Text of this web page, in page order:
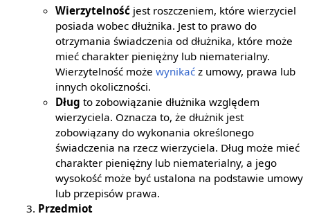
Wierzytelnośćjest roszczeniem, które wierzyciel
posiada wobec dłużnika. Jest to prawo do
otrzymania świadczenia od dłużnika, które może
mieć charakter pieniężny lub niematerialny.
Wierzytelność może wynikaćz umowy, prawa lub
innych okoliczności.
Dług to zobowiązanie dłużnika względem
wierzyciela. Oznacza to, że dłużnik jest
zobowiązany do wykonania określonego
świadczenia na rzecz wierzyciela. Dług może mieć
charakter pieniężny lub niematerialny, a jego
wysokość może być ustalona na podstawie umowy
lub przepisów prawa.
Przedmiot